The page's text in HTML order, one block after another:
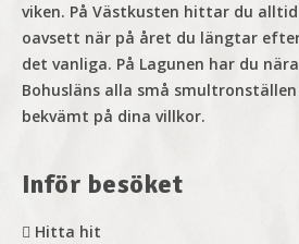
Boka en dag för avkoppling med
viken. På Västkusten hittar du
oavsett när på året du längtar
det vanliga. På Lagunen har du
Bohusläns alla små
bekvämt på dina villkor.
Inför besöket
Hitta hit